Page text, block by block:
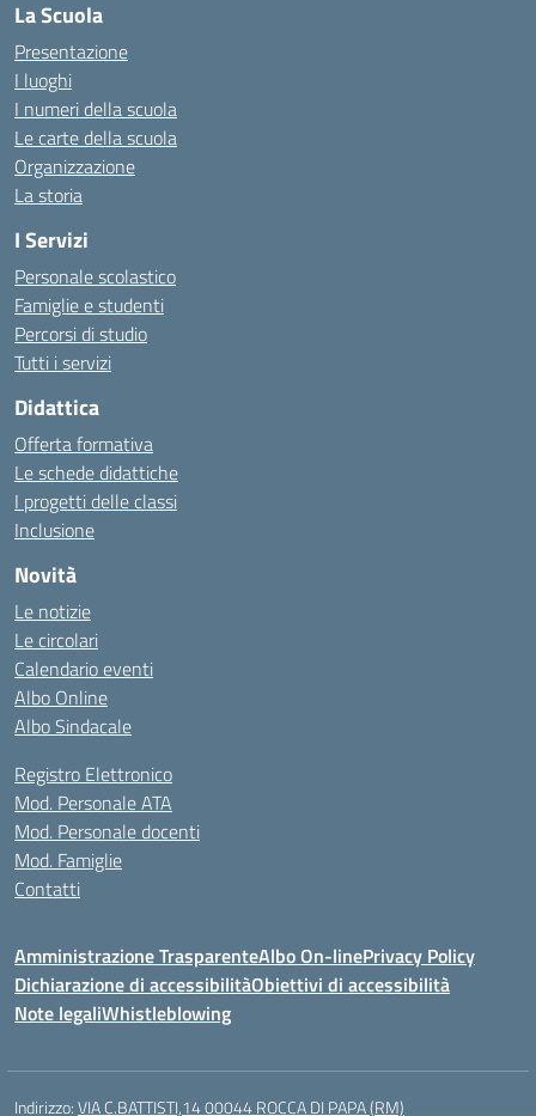
La Scuola
Presentazione
I luoghi
I numeri della scuola
Le carte della scuola
Organizzazione
La storia
I Servizi
Personale scolastico
Famiglie e studenti
Percorsi di studio
Tutti i servizi
Didattica
Offerta formativa
Le schede didattiche
I progetti delle classi
Inclusione
Novità
Le notizie
Le circolari
Calendario eventi
Albo Online
Albo Sindacale
Registro Elettronico
Mod. Personale ATA
Mod. Personale docenti
Mod. Famiglie
Contatti
Amministrazione TrasparenteAlbo On-linePrivacy Policy
Dichiarazione di accessibilitàObiettivi di accessibilità
Note legaliWhistleblowing
Indirizzo:VIA C.BATTISTI,14 00044 ROCCA DI PAPA (RM)